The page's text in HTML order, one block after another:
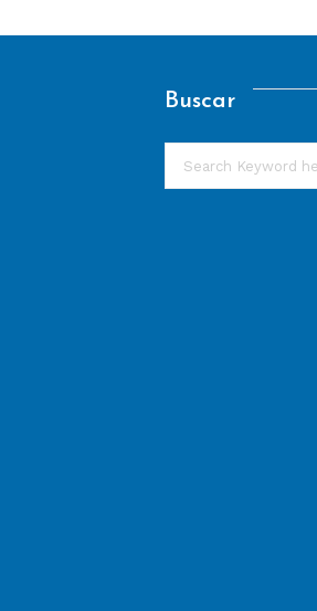
Buscar